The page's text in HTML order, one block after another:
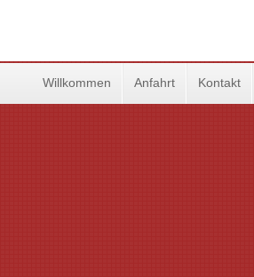
Willkommen Anfahrt Kontakt